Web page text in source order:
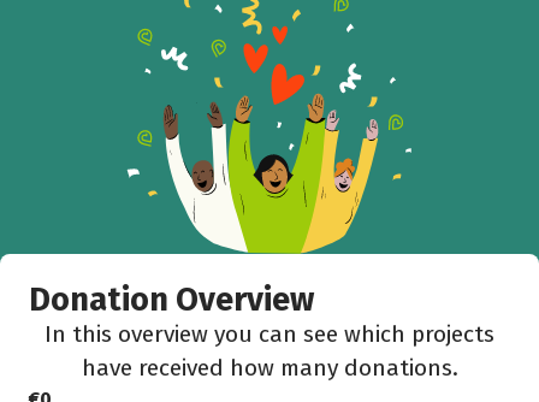
Donation Overview
In this overview you can see which projects
have received how many donations.